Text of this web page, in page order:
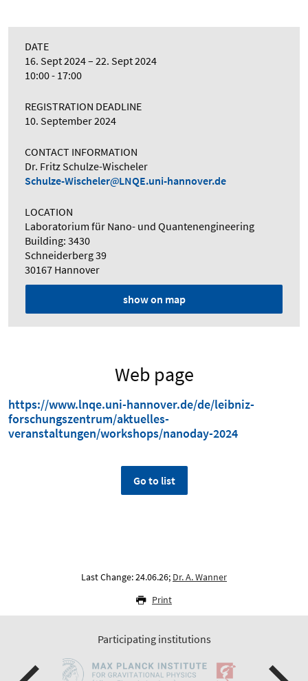
DATE
16. Sept 2024
22. Sept 2024
10:00 - 17:00
REGISTRATION DEADLINE
10. September 2024
CONTACT INFORMATION
Dr. Fritz Schulze-Wischeler
Schulze-Wischeler
LNQE.uni-hannover.de
LOCATION
Laboratorium für Nano- und Quantenengineering
Building: 3430
Schneiderberg 39
30167 Hannover
show on map
Web page
https://www.lnqe.uni-hannover.de/de/leibniz-
forschungszentrum/aktuelles-
veranstaltungen/workshops/nanoday-2024
Go to list
Last Change: 24.06.26; Dr. A. Wanner
Print
Participating institutions